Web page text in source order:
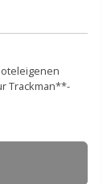
Trackman**-